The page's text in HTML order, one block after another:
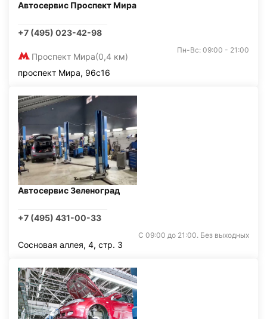
Автосервис Проспект Мира
+7 (495) 023-42-98
Проспект Мира(0,4 км)
Пн-Вс: 09:00 - 21:00
проспект Мира, 96с16
Автосервис Зеленоград
+7 (495) 431-00-33
С 09:00 до 21:00. Без выходных
Сосновая аллея, 4, стр. 3